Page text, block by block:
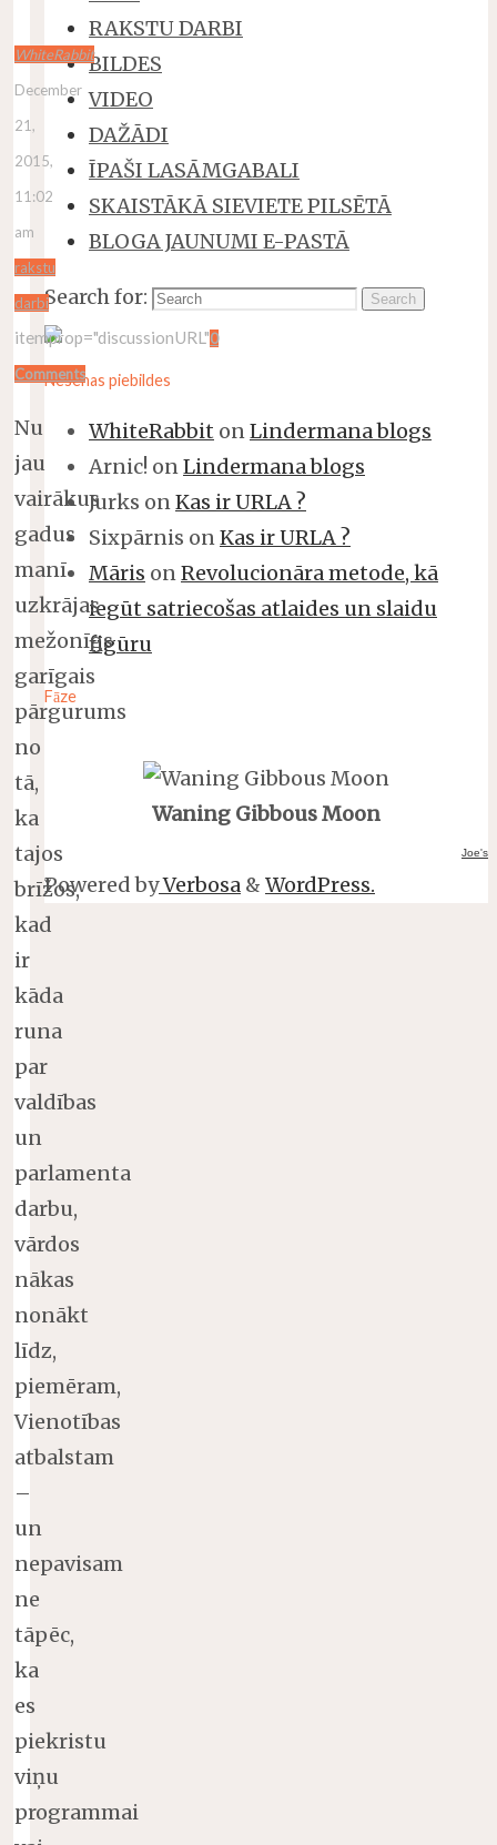
RAKSTU DARBI
BILDES
VIDEO
DAŽĀDI
ĪPAŠI LASĀMGABALI
SKAISTĀKĀ SIEVIETE PILSĒTĀ
BLOGA JAUNUMI E-PASTĀ
Search for: Search
Nesenas piebildes
WhiteRabbit onLindermana blogs
Arnic! onLindermana blogs
Jurks onKas ir URLA ?
Sixpārnis onKas ir URLA ?
Māris onRevolucionāra metode, kā
iegūt satriecošas atlaides un slaidu
figūru
Fāze
Waning Gibbous Moon
Joe's
Powered byVerbosa & WordPress.
WhiteRabbit
December
21,
2015,
11:02
am
rakstu
darbi
itemprop="discussionURL"0
Comments
Nu
jau
vairākus
gadus
manī
uzkrājas
mežonīgs
garīgais
pārgurums
no
tā,
ka
tajos
brīžos,
kad
ir
kāda
runa
par
valdības
un
parlamenta
darbu,
vārdos
nākas
nonākt
līdz,
piemēram,
Vienotības
atbalstam
–
un
nepavisam
ne
tāpēc,
ka
es
piekristu
viņu
programmai